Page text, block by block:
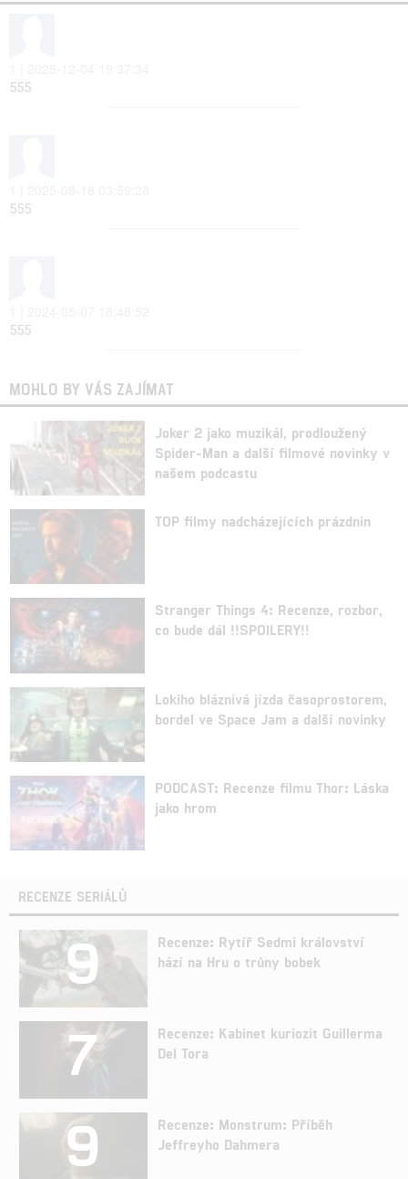
555
555
555
MOHLO BY VÁS ZAJÍMAT
Joker 2 jako muzikál, prodloužený
Spider-Man a další filmové novinky v
našem podcastu
TOP filmy nadcházejících prázdnin
Stranger Things 4: Recenze, rozbor,
co bude dál !!SPOILERY!!
Lokiho bláznivá jízda časoprostorem,
bordel ve Space Jam a další novinky
PODCAST: Recenze filmu Thor: Láska
jako hrom
RECENZE SERIÁLŮ
9
Recenze: Rytíř Sedmi království
hází na Hru o trůny bobek
7
Recenze: Kabinet kuriozit Guillerma
Del Tora
9
Recenze: Monstrum: Příběh
Jeffreyho Dahmera